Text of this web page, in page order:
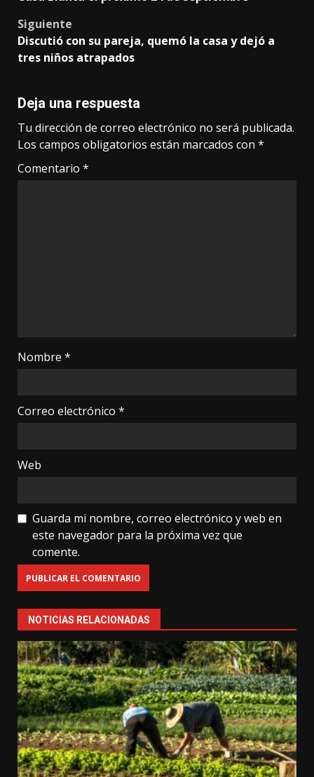
Siguiente
Discutió con su pareja, quemó la casa y dejó a
tres niños atrapados
Deja una respuesta
Tu dirección de correo electrónico no será publicada.
Los campos obligatorios están marcados con *
Comentario *
Nombre *
Correo electrónico *
Web
Guarda mi nombre, correo electrónico y web en
este navegador para la próxima vez que
comente.
NOTICIAS RELACIONADAS